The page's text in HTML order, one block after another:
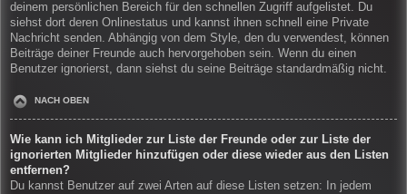
deinem persönlichen Bereich für den schnellen Zugriff aufgelistet. Du
siehst dort deren Onlinestatus und kannst ihnen schnell eine Private
Nachricht senden. Abhängig von dem Style, den du verwendest, können
Beiträge deiner Freunde auch hervorgehoben sein. Wenn du einen
Benutzer ignorierst, dann siehst du seine Beiträge standardmäßig nicht.
NACH OBEN
Wie kann ich Mitglieder zur Liste der Freunde oder zur Liste der
ignorierten Mitglieder hinzufügen oder diese wieder aus den Listen
entfernen?
Du kannst Benutzer auf zwei Arten auf diese Listen setzen: In jedem